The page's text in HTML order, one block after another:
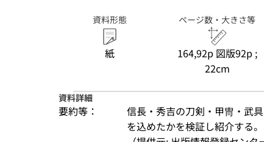
資料形態
紙
ページ数・大きさ等
164,92p 図版92p ;
22cm
資料詳細
要約等：
信長・秀吉の刀剣・甲冑・武
を込めたかを検証し紹介する。